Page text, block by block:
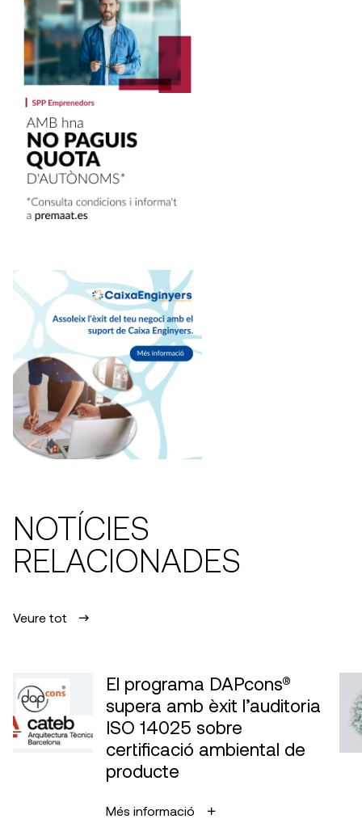
NOTÍCIES
RELACIONADES
Veure tot
El programa DAPcons®
supera amb èxit l’auditoria
ISO 14025 sobre
certificació ambiental de
producte
Més informació